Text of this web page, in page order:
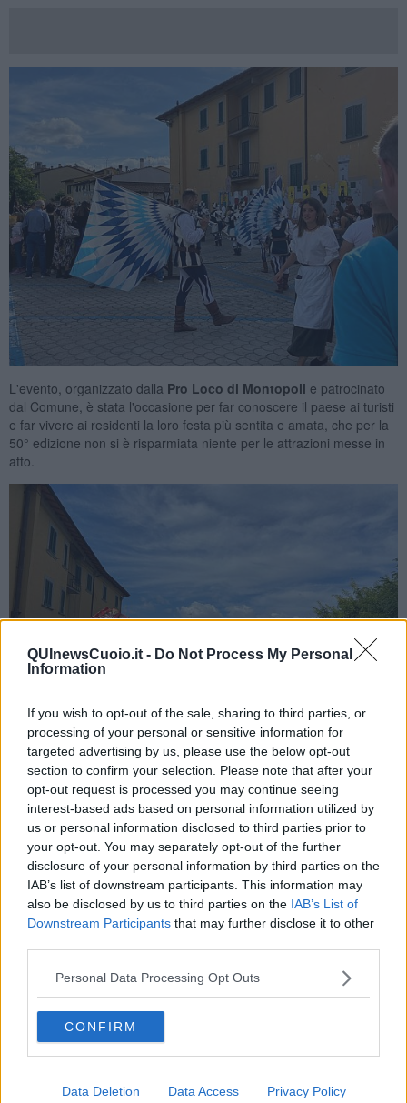
QUInewsCuoio.it - Do Not Process My Personal
Information
If you wish to opt-out of the sale, sharing to third parties, or
processing of your personal or sensitive information for
targeted advertising by us, please use the below opt-out
section to confirm your selection. Please note that after your
opt-out request is processed you may continue seeing
interest-based ads based on personal information utilized by
us or personal information disclosed to third parties prior to
your opt-out. You may separately opt-out of the further
disclosure of your personal information by third parties on the
IAB’s list of downstream participants. This information may
also be disclosed by us to third parties on the IAB’s List of
Downstream Participants that may further disclose it to other
Personal Data Processing Opt Outs
CONFIRM
Data Deletion Data Access Privacy Policy
L'evento, organizzato dalla Pro Loco di Montopoli e patrocinato
dal Comune, è stata l'occasione per far conoscere il paese ai turisti
e far vivere ai residenti la loro festa più sentita e amata, che per la
50° edizione non si è risparmiata niente per le attrazioni messe in
atto.
Queste le parole della sindacaLinda Vannisulla sua pagina
Facebook: "Si chiude stasera la 50° edizione di Montopoli
Medioevo.Due giornate straordinarie con una grande
partecipazione! Un ringraziamento particolare allaPro Loco
Montopoli Val d'Arnoe a tutta la sua componente giovanile che
ha caratterizzato questo indimenticabile anniversario".
Siamo soddisfatti di questa edizione della festa – hanno dichiarato il
presidente della Pro Loco di Montopoli
presidenteTommaso Salvadorie tutti i componenti del consiglio
direttivo ­- lavoriamo da oltre un anno alla 50esima edizione e ci
tenevamo che fosse una bella festa per noi e per l'intero paese. Ci
rivediamo l'anno prossimo quando il tema sarà il Giubileo e la via
Francigena»